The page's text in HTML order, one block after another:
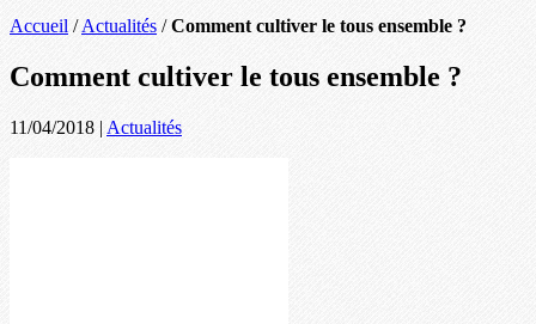
Accueil /Actualités /Comment cultiver le tous ensemble ?
Comment cultiver le tous ensemble ?
11/04/2018 | Actualités